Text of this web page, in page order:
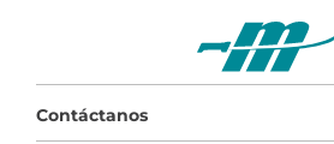
Contáctanos